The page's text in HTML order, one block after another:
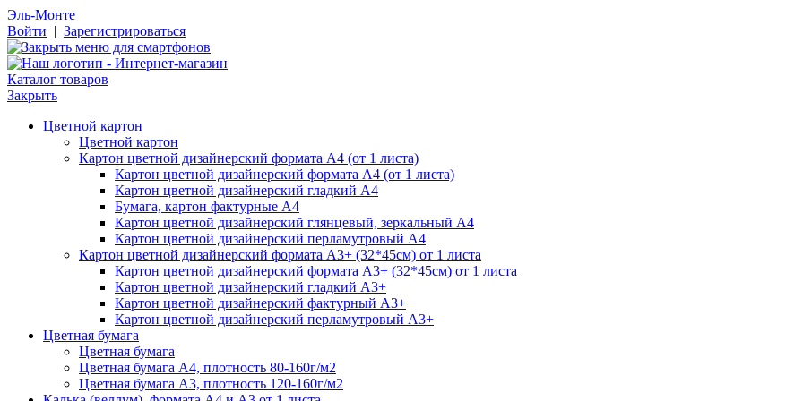
Эль-Монте
Войти | Зарегистрироваться
Каталог товаров
Закрыть
Цветной картон
Цветной картон
Картон цветной дизайнерский формата А4 (от 1 листа)
Картон цветной дизайнерский формата А4 (от 1 листа)
Картон цветной дизайнерский гладкий А4
Бумага, картон фактурные А4
Картон цветной дизайнерский глянцевый, зеркальный А4
Картон цветной дизайнерский перламутровый А4
Картон цветной дизайнерский формата А3+ (32*45см) от 1 листа
Картон цветной дизайнерский формата А3+ (32*45см) от 1 листа
Картон цветной дизайнерский гладкий А3+
Картон цветной дизайнерский фактурный А3+
Картон цветной дизайнерский перламутровый А3+
Цветная бумага
Цветная бумага
Цветная бумага А4, плотность 80-160г/м2
Цветная бумага А3, плотность 120-160г/м2